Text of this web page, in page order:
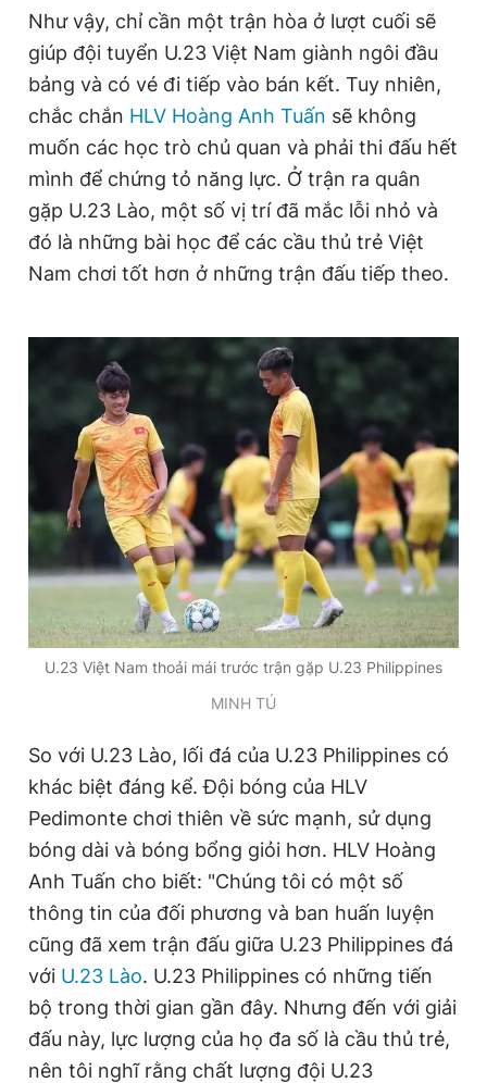
Giấy phép xuất bản số 110/GP - BTTTT cấp ngày 24.3.2020
© 2003-2026 Bản quyền thuộc về Báo Thanh Niên. Cấm sao
chép dưới mọi hình thức nếu không có sự chấp thuận bằng văn
bản. Phát triển bởi ePi Technologies, JSC.
Như vậy, chỉ cần một trận hòa ở lượt cuối sẽ
giúp đội tuyển U.23 Việt Nam giành ngôi đầu
bảng và có vé đi tiếp vào bán kết. Tuy nhiên,
chắc chắn HLV Hoàng Anh Tuấn sẽ không
muốn các học trò chủ quan và phải thi đấu hết
mình để chứng tỏ năng lực. Ở trận ra quân
gặp U.23 Lào, một số vị trí đã mắc lỗi nhỏ và
đó là những bài học để các cầu thủ trẻ Việt
Nam chơi tốt hơn ở những trận đấu tiếp theo.
U.23 Việt Nam thoải mái trước trận gặp U.23 Philippines
MINH TÚ
So với U.23 Lào, lối đá của U.23 Philippines có
khác biệt đáng kể. Đội bóng của HLV
Pedimonte chơi thiên về sức mạnh, sử dụng
bóng dài và bóng bổng giỏi hơn. HLV Hoàng
Anh Tuấn cho biết: "Chúng tôi có một số
thông tin của đối phương và ban huấn luyện
cũng đã xem trận đấu giữa U.23 Philippines đá
với U.23 Lào. U.23 Philippines có những tiến
bộ trong thời gian gần đây. Nhưng đến với giải
đấu này, lực lượng của họ đa số là cầu thủ trẻ,
nên tôi nghĩ rằng chất lượng đội U.23